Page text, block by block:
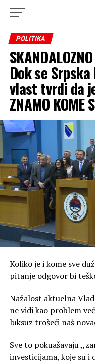
POLITIKA
Dok se
vlast tvrdi da
ZNAMO KOME
Koliko je i kome sve
pitanje odgovor bi
Nažalost aktuelna
ne vidi kao problem
luksuz trošeći naš
Sve to pokuašavaju
investicijama, koje su i